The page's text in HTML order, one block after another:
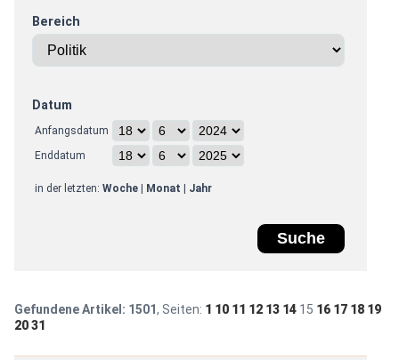
Bereich
Datum
Anfangsdatum
Enddatum
in der letzten: Woche| Monat Jahr
Gefundene Artikel: 1501, Seiten: 1 10 11 12 13 14 15 16 17 18 19
20 31